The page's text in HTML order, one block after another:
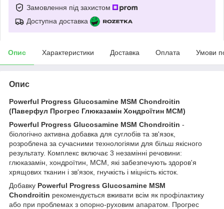
Замовлення під захистом
Доступна доставка
Опис Характеристики Доставка Оплата Умови
Опис
Powerful Progress Glucosamine MSM Chondroitin
(Паверфул Прогрес Глюказамін Хондроїтин МСМ)
Powerful Progress Glucosamine MSM Chondroitin -
біологічно активна добавка для суглобів та зв'язок,
розроблена за сучасними технологіями для більш якісного
результату. Комплекс включає 3 незамінні речовини:
глюказамін, хондроїтин, МСМ, які забезпечують здоров'я
хрящових тканин і зв'язок, гнучкість і міцність кісток.
Добавку Powerful Progress Glucosamine MSM
Chondroitin рекомендується вживати всім як профілактику
або при проблемах з опорно-руховим апаратом. Прогрес